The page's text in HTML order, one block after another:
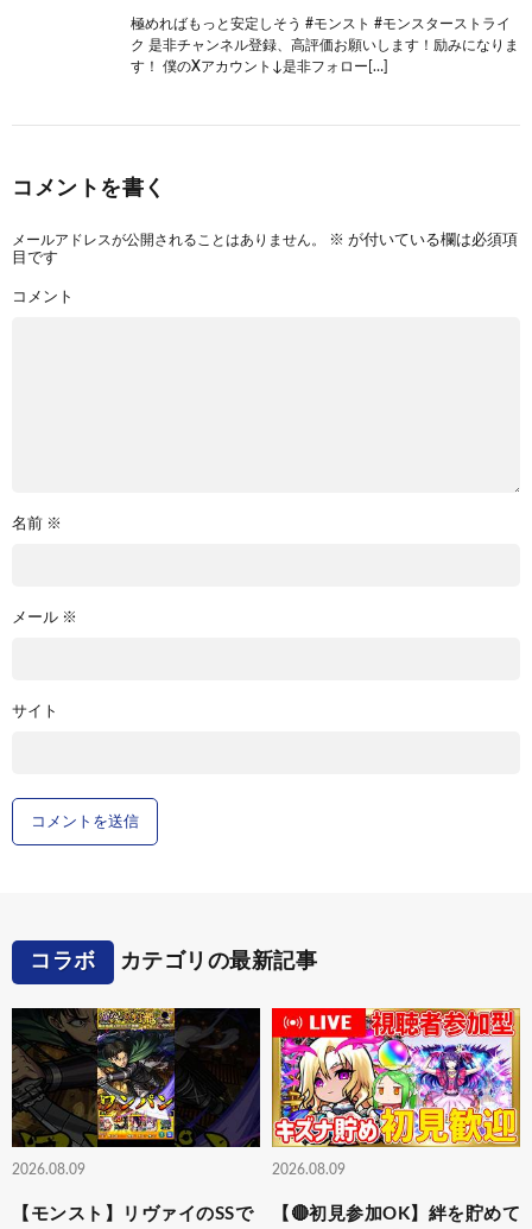
極めればもっと安定しそう #モンスト #モンスターストライ
ク 是非チャンネル登録、高評価お願いします！励みになりま
す！ 僕のXアカウント↓是非フォロー[…]
コメントを書く
メールアドレスが公開されることはありません。 ※ が付いている欄は必須項
目です
コメント
名前 ※
メール ※
サイト
コラボ カテゴリの最新記事
2026.08.09
【モンスト】リヴァイのSSで
2026.08.09
【🔴初見参加OK】絆を貯めて